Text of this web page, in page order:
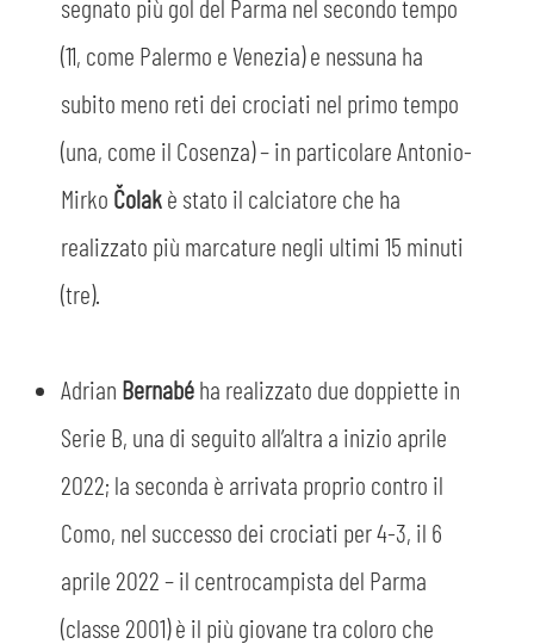
segnato più gol del Parma nel secondo tempo
(11, come Palermo e Venezia) e nessuna ha
subito meno reti dei crociati nel primo tempo
(una, come il Cosenza) – in particolare Antonio-
Mirko Čolakè stato il calciatore che ha
realizzato più marcature negli ultimi 15 minuti
(tre).
Adrian Bernabéha realizzato due doppiette in
Serie B, una di seguito all’altra a inizio aprile
2022; la seconda è arrivata proprio contro il
Como, nel successo dei crociati per 4-3, il 6
aprile 2022 – il centrocampista del Parma
(classe 2001) è il più giovane tra coloro che
sempre abilitati
ACCETTA E SALVA